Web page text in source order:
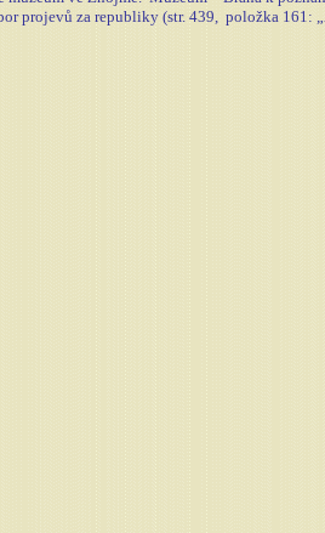
projevů za republiky (str. 439, položka 161: